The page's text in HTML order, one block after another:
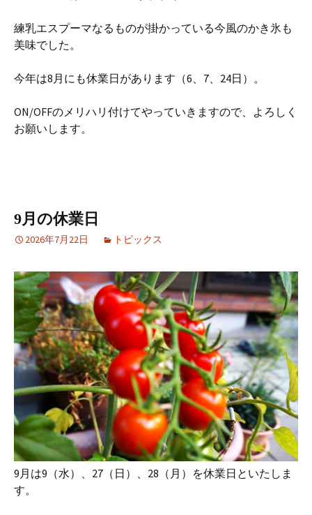
練乳エスプーマなるものが掛かっている今風のかき氷も
美味でした。
今年は8月にも休業日があります（6、7、24日）。
ON/OFFのメリハリ付けてやっていきますので、よろしく
お願いします。
9月の休業日
2026年7月22日 トピックス
9月は9（水）、27（日）、28（月）を休業日といたしま
す。